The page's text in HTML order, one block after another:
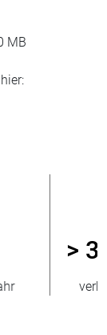
MB
000
Einheiten